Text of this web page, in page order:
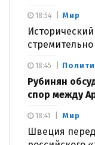
Мир
18:54
Рубинян
спор между
18:45
Мир
Швеция
18:41